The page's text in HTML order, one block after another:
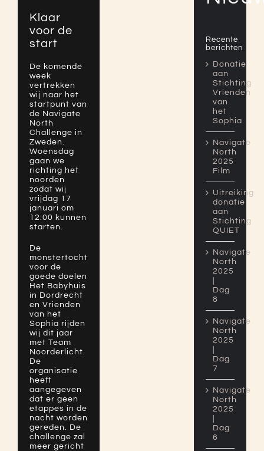
Klaar
voor de
start
De komende
week
vertrekken
wij naar het
startpunt van
de Navigate
North
Challenge in
Zweden.
Woensdag
gaan we
richting het
noorden
zodat wij
vrijdag 17
januari om
12:00 kunnen
starten.
De
monstertocht
voor de
goede doelen
Het Babyhuis
in Dordrecht
en Vrienden
van het
Sophia rijden
wij dit jaar
met Team
Noorderlicht.
De
organisatie
heeft
aangegeven
dat er geen
etappes in de
nacht worden
gereden. De
challenge zal
meer gericht
Recente
berichten
Donatie
aan
Stichting
Vrienden
van
het
Sophia
Navigate
North
2025
Film
Uitreiking
donatie
aan
Stichting
QUIET
Navigate
North
2025
Dag
8
Navigate
North
2025
Dag
7
Navigate
North
2025
Dag
6